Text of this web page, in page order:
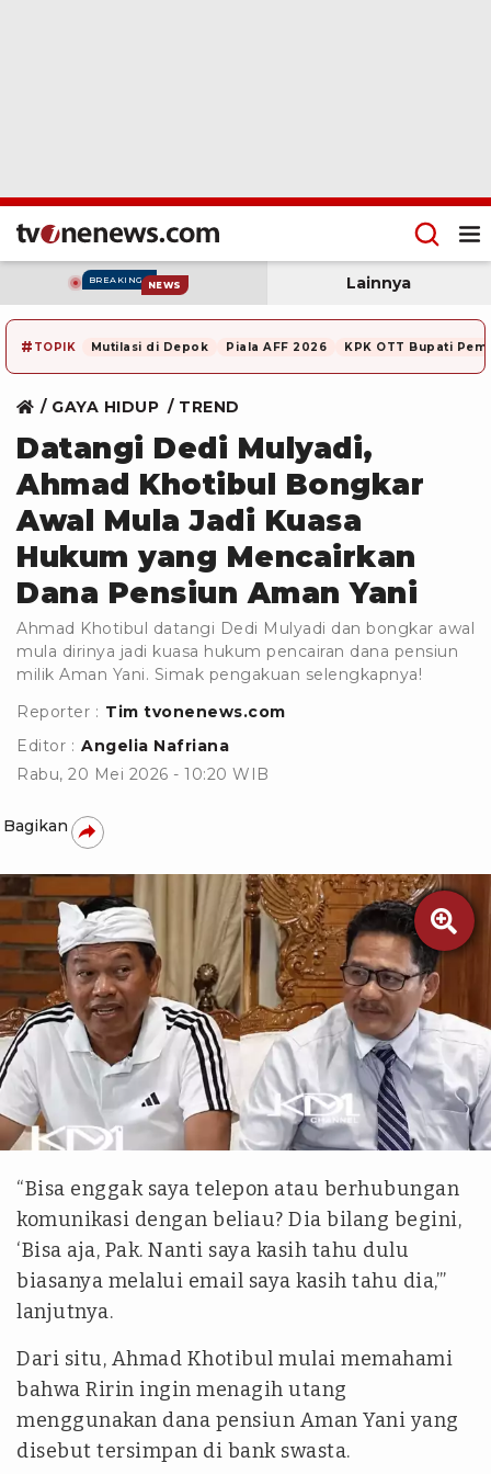
BREAKING NEWS Lainnya
# TOPIK Mutilasi di Depok Piala AFF 2026 KPK OTT Bupati
GAYA HIDUP TREND
Datangi Dedi Mulyadi,
Ahmad Khotibul Bongkar
Awal Mula Jadi Kuasa
Hukum yang Mencairkan
Dana Pensiun Aman Yani
Ahmad Khotibul datangi Dedi Mulyadi dan bongkar awal
mula dirinya jadi kuasa hukum pencairan dana pensiun
milik Aman Yani. Simak pengakuan selengkapnya!
Reporter : Tim tvonenews.com
Editor : Angelia Nafriana
Rabu, 20 Mei 2026 - 10:20 WIB
Bagikan

tvOnenews.com Edit / YouTube KANG DEDI MULYADI
CHANNEL
“Bisa enggak saya telepon atau berhubungan
komunikasi dengan beliau? Dia bilang begini,
‘Bisa aja, Pak. Nanti saya kasih tahu dulu
biasanya melalui email saya kasih tahu dia,’”
lanjutnya.
Dari situ, Ahmad Khotibul mulai memahami
bahwa Ririn ingin menagih utang
menggunakan dana pensiun Aman Yani yang
disebut tersimpan di bank swasta.